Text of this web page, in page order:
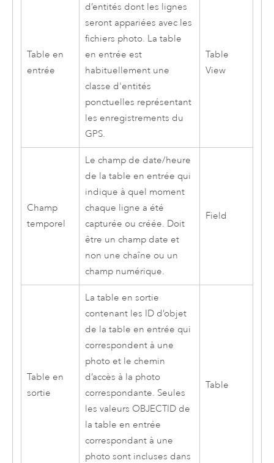
Table en
entrée
d’entités dont les lignes
seront appariées avec les
fichiers photo. La table
en entrée est
habituellement une
classe d'entités
ponctuelles représentant
les enregistrements du
GPS.
Table
View
Champ
temporel
Le champ de date/heure
de la table en entrée qui
indique à quel moment
chaque ligne a été
capturée ou créée. Doit
être un champ date et
non une chaîne ou un
champ numérique.
Field
Table en
sortie
La table en sortie
contenant les ID d’objet
de la table en entrée qui
correspondent à une
photo et le chemin
d’accès à la photo
correspondante. Seules
les valeurs OBJECTID de
la table en entrée
correspondant à une
photo sont incluses dans
Table